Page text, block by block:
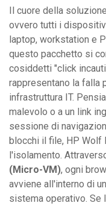
Il cuore della
ovvero tutti i
laptop, workstation e
questo pacchetto si
cosiddetti "click
rappresentano la falla
infrastruttura IT.
malevolo o a un link
sessione di
blocchi il file, HP Wolf
l'isolamento.
(Micro-VM), ogni
avviene all'interno di
sistema operativo. Se